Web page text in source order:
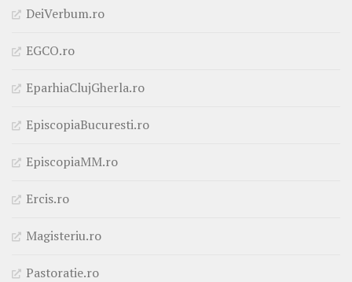
DeiVerbum.ro
EGCO.ro
EparhiaClujGherla.ro
EpiscopiaBucuresti.ro
EpiscopiaMM.ro
Ercis.ro
Magisteriu.ro
Pastoratie.ro